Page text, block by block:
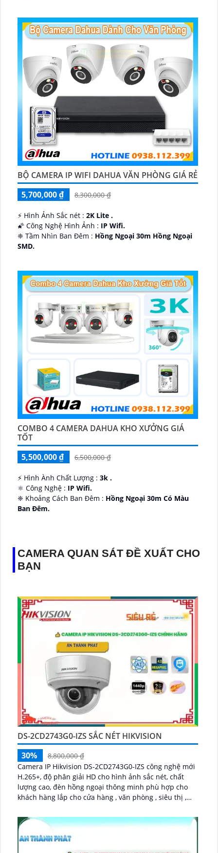
BỘ CAMERA IP WIFI DAHUA VĂN PHÒNG GIÁ RẺ
5,700,000 ₫
8,300,000 ₫
️⚡ Hình Ảnh Sắc nét : 2K Lite .
🌠 Công Nghệ Hình Ảnh : IP Wifi.
❈ Tầm Nhìn Ban Đêm : Hồng Ngoại 30m Hồng Ngoại
SMD.
COMBO 4 CAMERA DAHUA KHO XƯỞNG GIÁ
TỐT
5,500,000 ₫
6,500,000 ₫
️⚡ Hình Ành Chất Lượng : 3k .
⚛️ Công Nghệ : IP Wifi.
❈ Khoảng Cách Ban Đêm : Hồng Ngoại 30m Có Màu
Ban Ðêm.
CAMERA QUAN SÁT ĐỀ XUẤT CHO
BẠN
DS-2CD2743G0-IZS SẮC NÉT HIKVISION
30%
8,800,000 ₫
Camera IP Hikvision DS-2CD2743G0-IZS công nghệ mới
H.265+, độ phân giải HD cho hình ảnh sắc nét, chất
lượng cao, đèn hồng ngoại thông minh phù hợp cho
khách hàng lắp cho cửa hàng , văn phòng , siêu thị ,